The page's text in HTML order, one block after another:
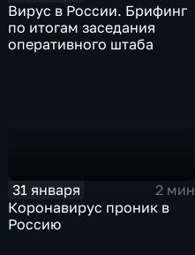
Вирус в России. Брифинг
по итогам заседания
оперативного штаба
31 января
2 мин
Коронавирус проник в
Россию